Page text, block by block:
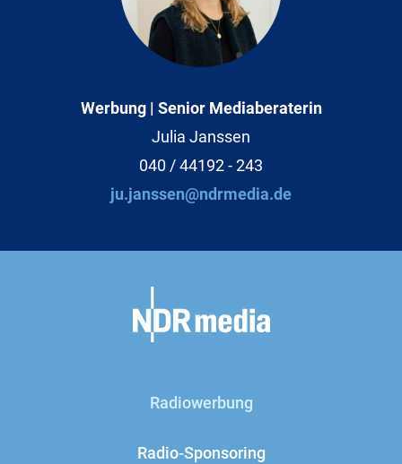
Werbung | Senior Mediaberaterin
Julia Janssen
040 / 44192 - 243
ju.janssen@ndrmedia.de
Radiowerbung
Radio-Sponsoring